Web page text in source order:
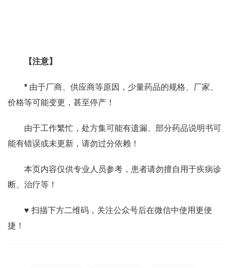
【注意】
* 由于厂商、供应商等原因，少量药品的规格、厂家、
价格等可能变更，甚至停产！
由于工作繁忙，处方集可能有遗漏、部分药品说明书可
能有错误或未更新，请勿过分依赖！
本页内容仅供专业人员参考，患者请勿擅自用于疾病诊
断、治疗等！
♥ 扫描下方二维码，关注公众号后在微信中使用更便
捷！